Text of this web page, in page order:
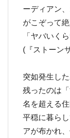
ーディアン
がこぞって絶
「ヤバいく
(『ストーン
突如発生し
残ったのは
名を超える
平穏に暮ら
アが布かれ